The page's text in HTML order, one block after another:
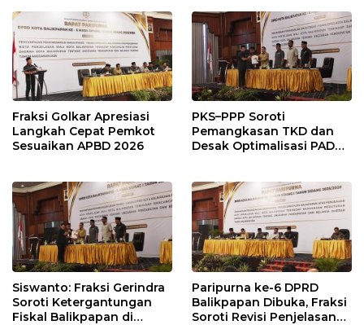
Modal
Penyangga IKN
Fraksi Golkar Apresiasi
Langkah Cepat Pemkot
Sesuaikan APBD 2026
PKS–PPP Soroti
Pemangkasan TKD dan
Desak Optimalisasi PAD
Siswanto: Fraksi Gerindra
Soroti Ketergantungan
Fiskal Balikpapan di
Paripurna ke-6 DPRD
Balikpapan Dibuka, Fraksi
Soroti Revisi Penjelasan